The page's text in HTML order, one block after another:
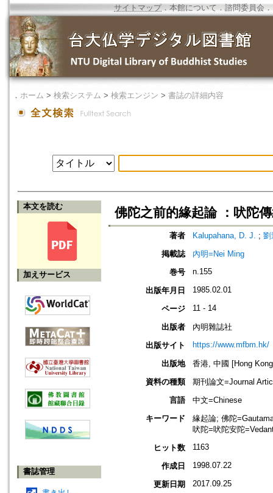
サイトマップ．本館について ． 諮問委員会 ．
． ホーム > 検索システム > 検索エンジン > 書誌の詳細内容
本文を読む
加えサービス
書誌管理
佛陀之前的緣起論 ：吠陀
著者 Kalupahana, D. J. ; 劉
掲載誌
內明=Nei Ming
巻号
n.155
出版年月日 1985.02.01
ページ 11 - 14
出版者
內明雜誌社
出版サイト
https://www.mfbm.hk/
出版地
香港, 中國 [Hong
資料の種類
期刊論文=Journal
言語
中文=Chinese
キーワード
緣起論; 佛陀
吠陀=吠陀安陀
ヒット数
1163
作成日 1998.07.22
更新日期 2017.09.25